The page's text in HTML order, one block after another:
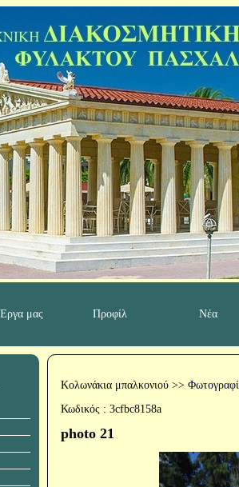
Έργα μας Προφίλ Νέα
Κολωνάκια μπαλκονιού >>
Κωδικός : 3cfbc8158a
photo 21